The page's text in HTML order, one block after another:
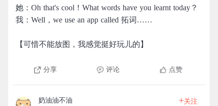
她：Oh that's cool！What words have you learnt today？
我：Well，we use an app called 拓词……
【可惜不能放图，我感觉挺好玩儿的】
分享 评论 点赞
奶油油不油 +关注